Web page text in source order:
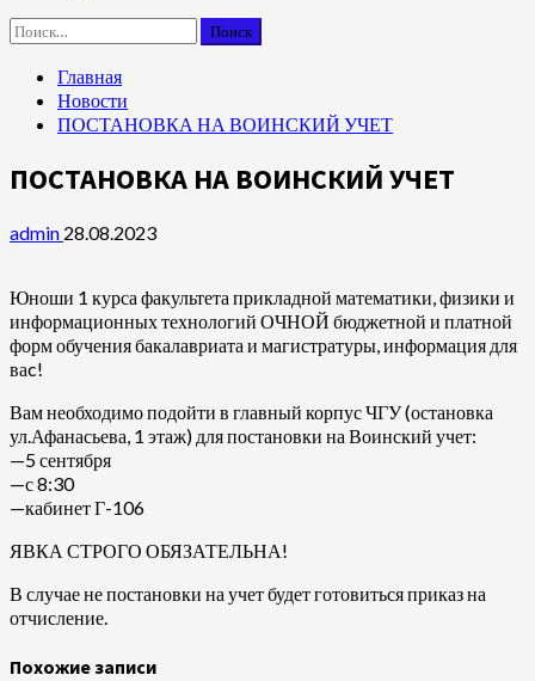
Найти:
Главная
Новости
ПОСТАНОВКА НА ВОИНСКИЙ УЧЕТ
ПОСТАНОВКА НА ВОИНСКИЙ УЧЕТ
admin 28.08.2023
Юноши 1 курса факультета прикладной математики, физики и
информационных технологий ОЧНОЙ бюджетной и платной
форм обучения бакалавриата и магистратуры, информация для
ваc!
Вам необходимо подойти в главный корпус ЧГУ (остановка
ул.Афанасьева, 1 этаж) для постановки на Воинский учет:
—5 сентября
—с 8:30
—кабинет Г-106
ЯВКА СТРОГО ОБЯЗАТЕЛЬНА!
В случае не постановки на учет будет готовиться приказ на
отчисление.
Похожие записи